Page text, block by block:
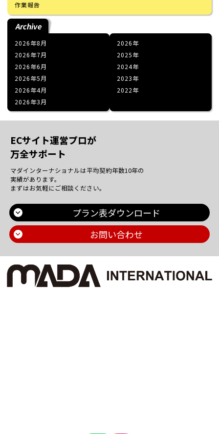
作業報告
Archive
2026年8月
2026年7月
2026年6月
2026年5月
2026年4月
2026年3月
2026
2025
2024
2023
2022
ECサイト運営プロが
万全サポート
マダインターナショナルは平均契約年数10年の
実績があります。
まずはお気軽にご相談ください。
プラン表ダウンロード
お問い合わせ